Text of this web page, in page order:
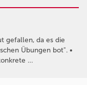
gefallen, da es die
Übungen bot". •
…